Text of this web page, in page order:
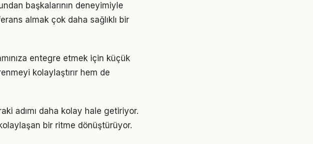
başkalarının deneyimiyle
almak çok daha sağlıklı bir
entegre etmek için küçük
kolaylaştırır hem de
adımı daha kolay hale getiriyor.
bir ritme dönüştürüyor.